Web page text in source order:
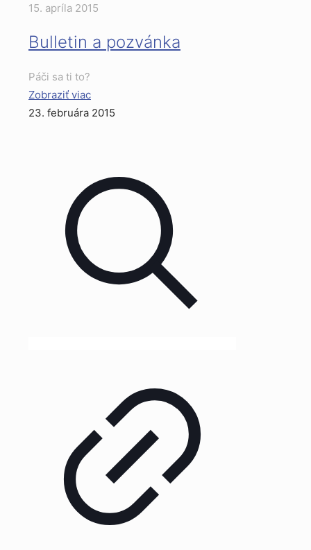
15. apríla 2015
Bulletin a pozvánka
Páči sa ti to?
Zobraziť viac
23. februára 2015